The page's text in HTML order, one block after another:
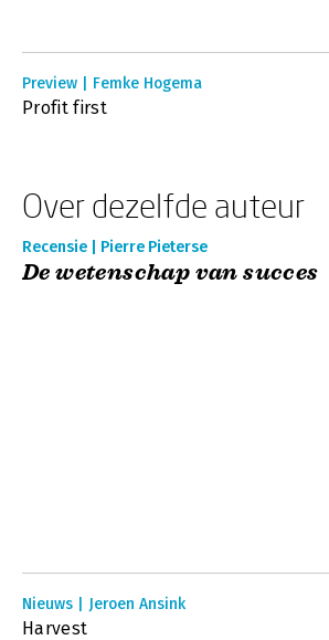
Preview | Femke Hogema
Profit first
Over dezelfde auteur
Recensie | Pierre Pieterse
De wetenschap van succes
Nieuws | Jeroen Ansink
Harvest